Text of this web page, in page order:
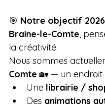
🎯 Notre objectif 2026
Braine-le-Comte,
la créativité.
Nous sommes
Comte 🏡 — un endroit
Une librairie /
Des animations